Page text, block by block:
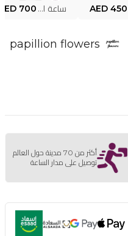
AED 450 ساعة البوليس PEWJG2227302 700
papillion flowers
أكثر من 70 مدينة حول العالم
توصيل على مدار الساعة